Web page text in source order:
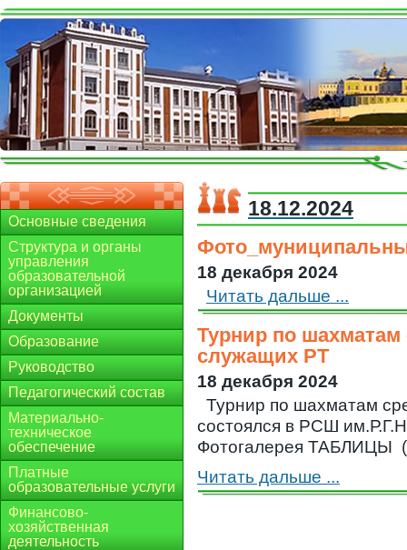
Основные сведения
Структура и органы
управления
образовательной
организацией
Документы
Образование
Руководство
Педагогический состав
Материально-
техническое
обеспечение
Платные
образовательные услуги
Финансово-
хозяйственная
деятельность
18.12.2024
18 декабря 2024
Читать дальше ...
Турнир по
служащих РТ
18 декабря 2024
Турнир по шахматам
состоялся в РСШ
Фотогалерея ТАБЛИЦЫ
Читать дальше ...